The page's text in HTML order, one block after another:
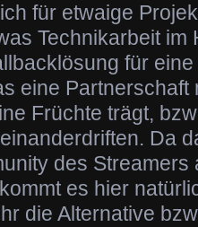
für etwaige
Technikarbeit im
für
eine Partnerschaft
Früchte trägt,
Da
des Streamers
es hier
die Alternative